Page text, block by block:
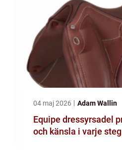
04 maj 2026 Adam Wallin
Equipe dressyrsadel precision, balans
och känsla i varje steg